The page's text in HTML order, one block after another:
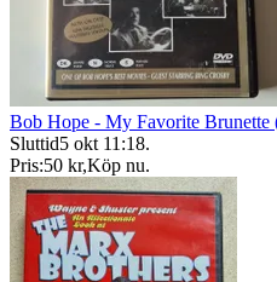
Bob Hope - My Favorite
Sluttid5 okt 11:18.
Pris:50 kr,Köp nu.